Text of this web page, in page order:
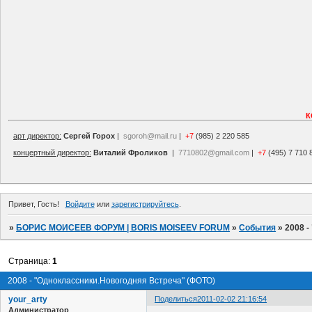
арт директор: Сергей Горох | sgoroh@mail.ru | +7 (985) 2 220 585
концертный директор: Виталий Фроликов | 7710802@gmail.com | +7 (495) 7 710
Привет, Гость! Войдитеили зарегистрируйтесь.
»БОРИС МОИСЕЕВ ФОРУМ | BORIS MOISEEV FORUM »События »2008
2008 - "Одноклассники.Новогодняя Встреча" (ФОТО)
Страница:1
Поделиться2011-02-02 21:16:54
your_arty
Администратор